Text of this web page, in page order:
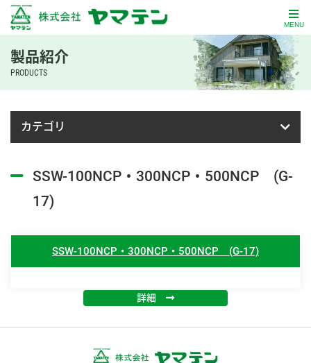
MENU
製品紹介
PRODUCTS
カテゴリ
SSW-100NCP・300NCP・500NCP (G-
17)
SSW-100NCP・300NCP・500NCP (G-17)
詳細